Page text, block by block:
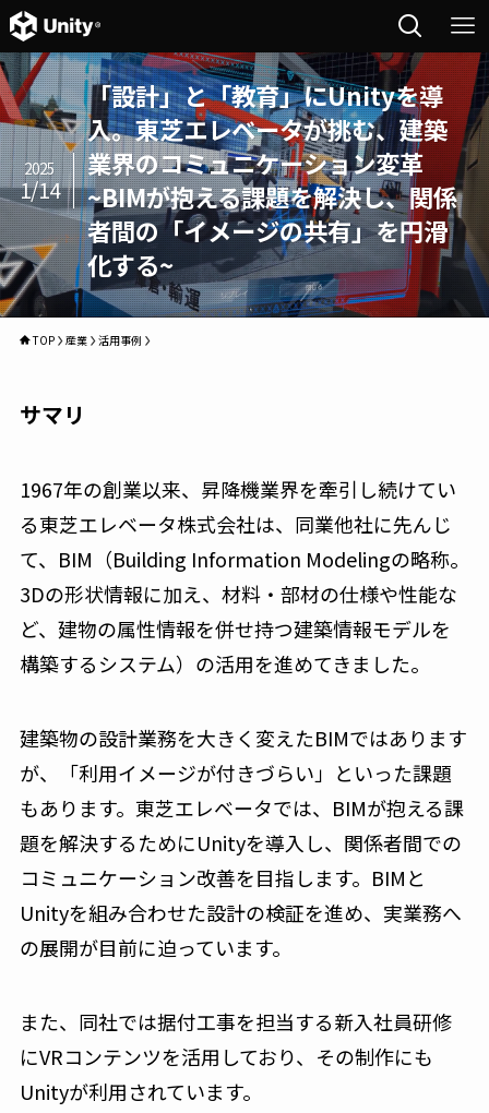
「設計」と「教育」にUnityを導
入。東芝エレベータが挑む、建築
業界のコミュニケーション変革
~BIMが抱える課題を解決し、関係
者間の「イメージの共有」を円滑
化する~
2025
1/14
TOP 産業 活用事例
サマリ
1967年の創業以来、昇降機業界を牽引し続けてい
る東芝エレベータ株式会社は、同業他社に先んじ
て、BIM（Building Information Modelingの略称。
3Dの形状情報に加え、材料・部材の仕様や性能な
ど、建物の属性情報を併せ持つ建築情報モデルを
構築するシステム）の活用を進めてきました。
建築物の設計業務を大きく変えたBIMではあります
が、「利用イメージが付きづらい」といった課題
もあります。東芝エレベータでは、BIMが抱える課
題を解決するためにUnityを導入し、関係者間での
コミュニケーション改善を目指します。BIMと
Unityを組み合わせた設計の検証を進め、実業務へ
の展開が目前に迫っています。
また、同社では据付工事を担当する新入社員研修
にVRコンテンツを活用しており、その制作にも
Unityが利用されています。